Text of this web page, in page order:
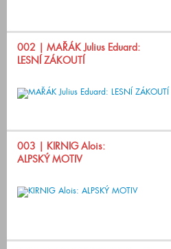
002 | MAŘÁK Julius Eduard:
LESNÍ ZÁKOUTÍ
003 | KIRNIG Alois:
ALPSKÝ MOTIV